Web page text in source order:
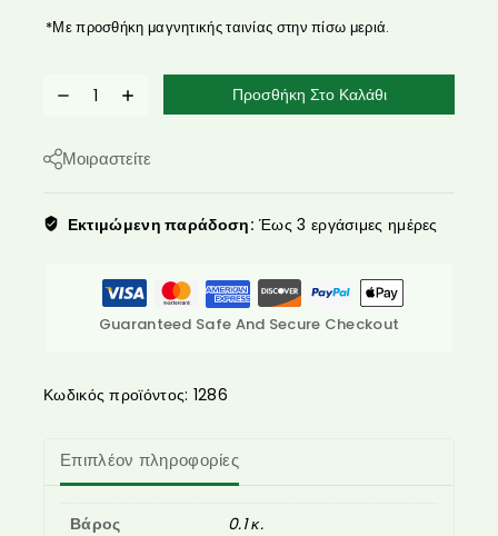
*Με προσθήκη μαγνητικής ταινίας στην πίσω μεριά.
Προσθήκη Στο Καλάθι
Μοιραστείτε
Εκτιμώμενη παράδοση: Έως 3 εργάσιμες ημέρες
Guaranteed Safe And Secure Checkout
Κωδικός προϊόντος: 1286
Επιπλέον πληροφορίες
Βάρος
0.1 κ.